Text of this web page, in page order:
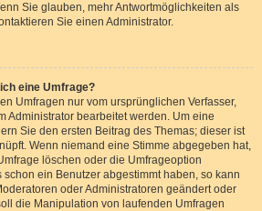
Sie glauben, mehr Antwortmöglichkeiten als
Sie einen Administrator.
eine Umfrage?
Umfragen nur vom ursprünglichen Verfasser,
Administrator bearbeitet werden. Um eine
Sie den ersten Beitrag des Themas; dieser ist
Wenn niemand eine Stimme abgegeben hat,
löschen oder die Umfrageoption
ein Benutzer abgestimmt haben, so kann
oder Administratoren geändert oder
die Manipulation von laufenden Umfragen